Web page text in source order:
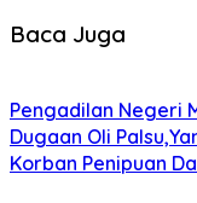
Baca Juga
Pengadilan Negeri
Dugaan Oli
Korban Penipuan